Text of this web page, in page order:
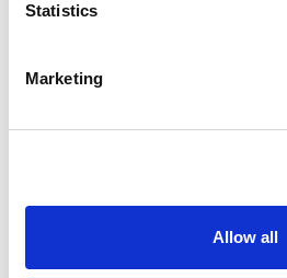
Statistics
Marketing
Allow all